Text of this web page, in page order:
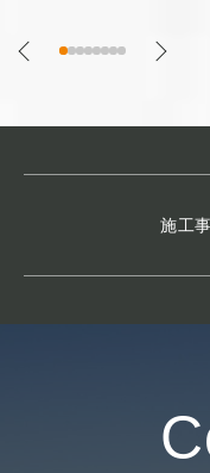
施工